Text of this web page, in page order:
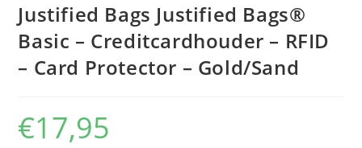
Justified Bags Justified Bags®
Basic – Creditcardhouder – RFID
– Card Protector – Gold/Sand
€17,95